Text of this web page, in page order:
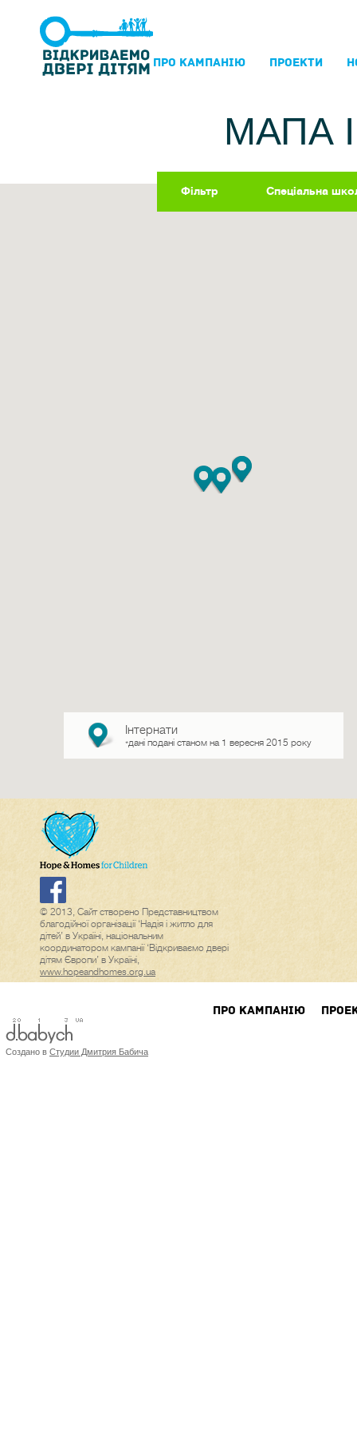
ПРО КАМПАНIЮ ПРОЕКТИ
МАПА
Фільтр Спеціальна
Інтернати
*дані подані станом на 1 вересня 2015 року
© 2013, Сайт створено Представництвом
благодійної організації ‘Надія і житло для
дітей’ в Україні, національним
координатором кампанії ‘Відкриваємо двері
дітям Європи’ в Україні,
www.hopeandhomes.org.ua
ПРО КАМПАНIЮ
Создано в Студии Дмитрия Бабича